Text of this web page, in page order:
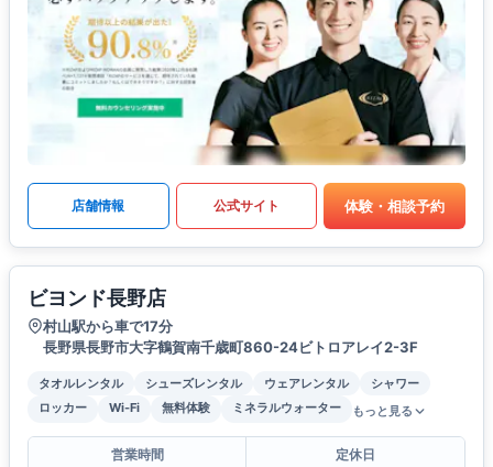
店舗情報 公式サイト 体験・相談予約
ビヨンド長野店
村山駅から車で17分
長野県長野市大字鶴賀南千歳町860-24ビトロアレイ2-3F
タオルレンタル シューズレンタル ウェアレンタル
シャワー
ロッカー
Wi-Fi 無料体験 ミネラルウォーター もっと見る
営業時間
定休日